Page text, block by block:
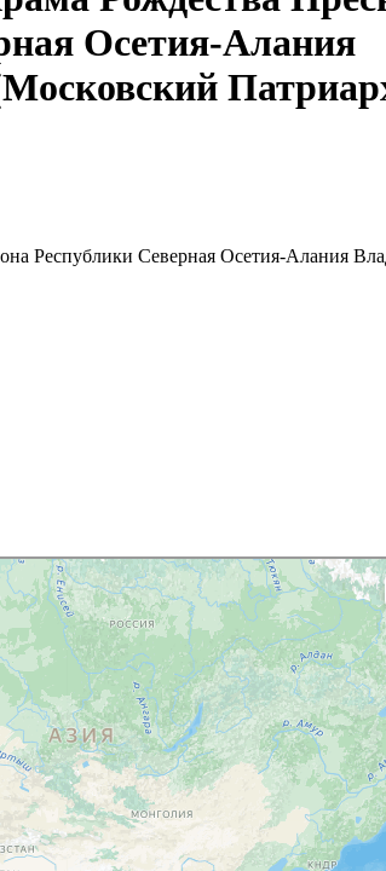
Осетия-Алания
Республики Северная Осетия-Алания